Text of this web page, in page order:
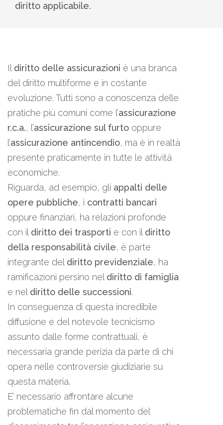
diritto applicabile.
Il diritto delle assicurazioni è una branca
del diritto multiforme e in costante
evoluzione. Tutti sono a conoscenza delle
pratiche più comuni come l’assicurazione
r.c.a., l’assicurazione sul furto oppure
l’assicurazione antincendio, ma è in realtà
presente praticamente in tutte le attività
economiche.
Riguarda, ad esempio, gli appalti delle
opere pubbliche, i contratti bancari
oppure finanziari, ha relazioni profonde
con il diritto dei trasporti e con il diritto
della responsabilità civile, è parte
integrante del diritto previdenziale, ha
ramificazioni persino nel diritto di famiglia
e nel diritto delle successioni.
In conseguenza di questa incredibile
diffusione e del notevole tecnicismo
assunto dalle forme contrattuali, è
necessaria grande perizia da parte di chi
opera nelle controversie giudiziarie su
questa materia.
E’ necessario affrontare alcune
problematiche fin dal momento del